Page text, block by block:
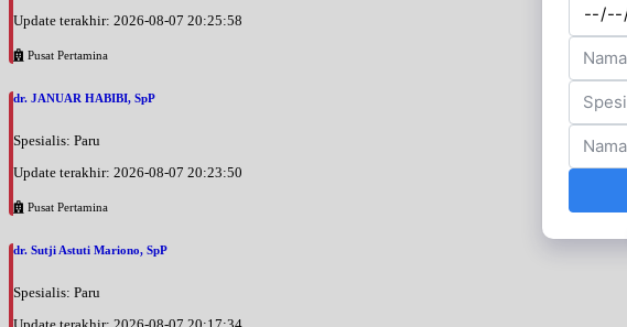
Update terakhir: 2026-08-07 20:25:58
Pusat Pertamina
dr. JANUAR HABIBI, SpP
Spesialis: Paru
Update terakhir: 2026-08-07 20:23:50
Pusat Pertamina
dr. Sutji Astuti Mariono, SpP
Spesialis: Paru